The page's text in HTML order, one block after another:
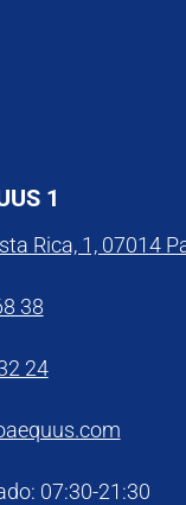
1
Rica, 1, 07014
38
24
07:30-21:30